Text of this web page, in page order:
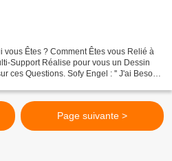
Êtes ? Comment Êtes vous Relié à
Support Réalise pour vous un Dessin
ces Questions. Sofy Engel : '' J'ai Besoin
Page suivante >